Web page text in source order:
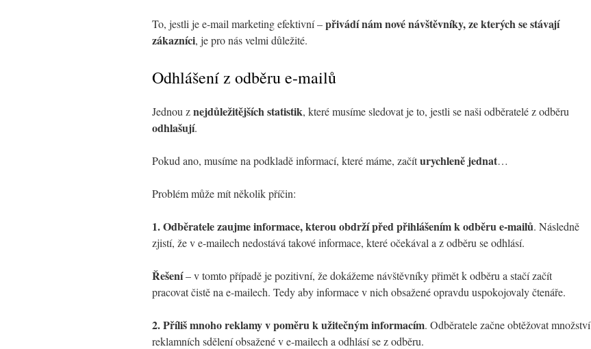
To, jestli je e-mail marketing efektivní –přivádí nám nové návštěvníky, ze kterých se stávají
zákazníci, je pro nás velmi důležité.
Odhlášení z odběru e-mailů
Jednou znejdůležitějších statistik, které musíme sledovat je to, jestli se naši odběratelé z odběru
odhlašují.
Pokud ano, musíme na podkladě informací, které máme, začíturychleně jednat…
Problém může mít několik příčin:
1. Odběratele zaujme informace, kterou obdrží před přihlášením k odběru e-mailů. Následně
zjistí, že v e-mailech nedostává takové informace, které očekával a z odběru se odhlásí.
Řešení– v tomto případě je pozitivní, že dokážeme návštěvníky přimět k odběru a stačí začít
pracovat čistě na e-mailech. Tedy aby informace v nich obsažené opravdu uspokojovaly čtenáře.
2. Příliš mnoho reklamy v poměru k užitečným informacím. Odběratele začne obtěžovat množství
reklamních sdělení obsažené v e-mailech a odhlásí se z odběru.